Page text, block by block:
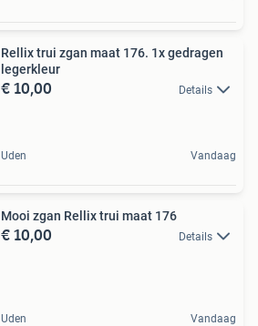
Rellix trui zgan maat 176. 1x gedragen
legerkleur
€ 10,00 Details
Uden Vandaag
Mooi zgan Rellix trui maat 176
€ 10,00 Details
Uden Vandaag